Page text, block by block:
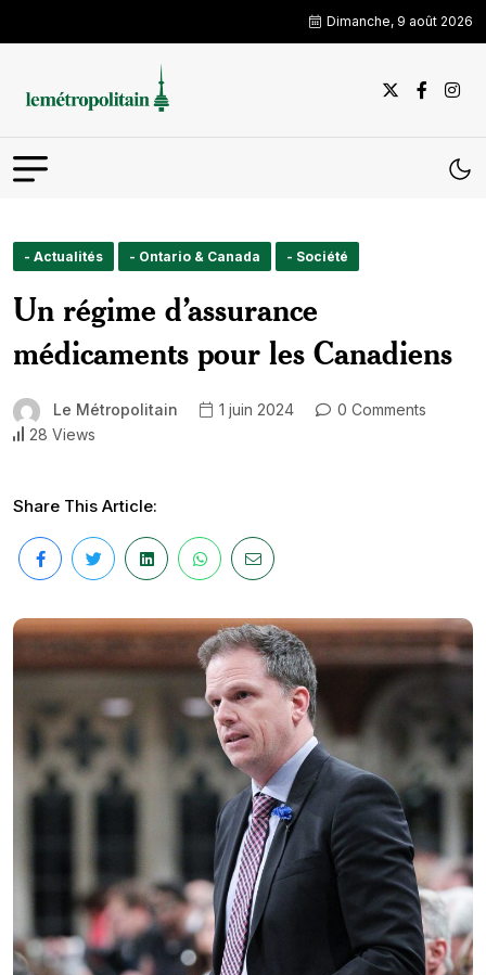
Dimanche, 9 août 2026
- Actualités - Ontario & Canada - Société
Un régime d’assurance
médicaments pour les Canadiens
Le Métropolitain 1 juin 2024
0 Comments
28 Views
Share This Article: